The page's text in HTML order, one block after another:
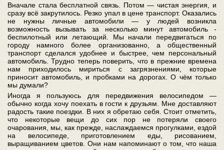
Вначале стала бесплатной связь. Потом — чистая энергия, и
сразу всё закрутилось. Резко упал в цене транспорт. Оказались
не нужны личные автомобили — у людей возникла
возможность вызывать за несколько минут автомобиль -
беспилотный или летающий. Мы начали передвигаться по
городу намного более организованно, а общественный
транспорт сделался удобнее и быстрее, чем персональный
автомобиль. Трудно теперь поверить, что в прежние времена
нам приходилось мириться с загрязнениями, которые
приносит автомобиль, и пробками на дорогах. О чём только
мы думали?
Иногда я пользуюсь для передвижения велосипедом —
обычно когда хочу поехать в гости к друзьям. Мне доставляют
радость такие поездки. В них я обретаю себя. Стоит отметить,
что некоторые вещи до сих пор не потеряли своего
очарования, мы, как прежде, наслаждаемся прогулками, ездой
на велосипеде, приготовлением еды, рисованием,
выращиванием цветов. Они нам напоминают о том, что наша